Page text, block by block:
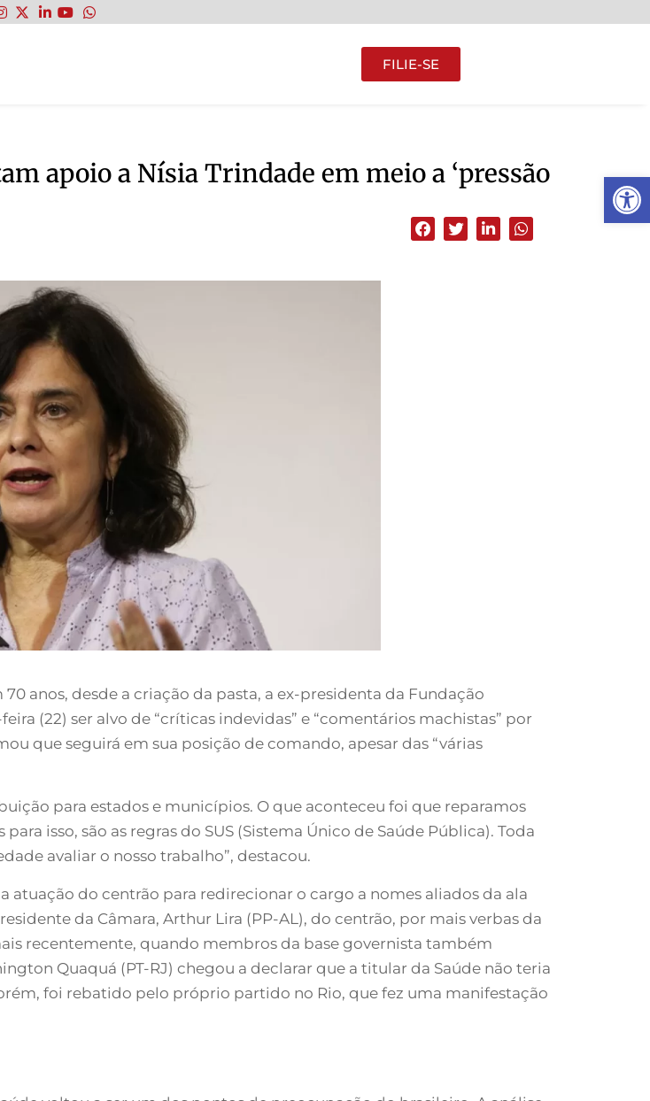
Abrir
FILIE-SE
apoio a Nísia Trindade em meio a ‘pressão
anos, desde a criação da pasta, a ex-presidenta da Fundação
(22) ser alvo de “críticas indevidas” e “comentários machistas” por
que seguirá em sua posição de comando, apesar das “várias
para estados e municípios. O que aconteceu foi que reparamos
isso, são as regras do SUS (Sistema Único de Saúde Pública). Toda
avaliar o nosso trabalho”, destacou.
atuação do centrão para redirecionar o cargo a nomes aliados da ala
da Câmara, Arthur Lira (PP-AL), do centrão, por mais verbas da
recentemente, quando membros da base governista também
Quaquá (PT-RJ) chegou a declarar que a titular da Saúde não teria
foi rebatido pelo próprio partido no Rio, que fez uma manifestação